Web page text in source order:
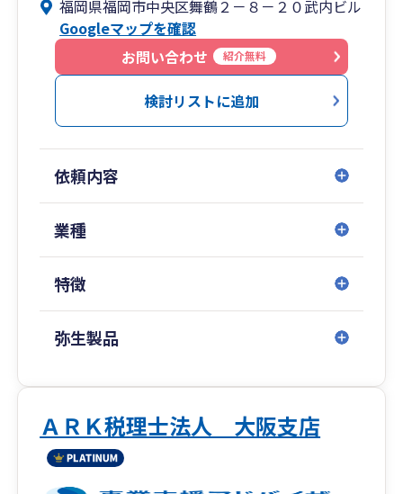
◎税理士法人武内総合会計
■税務・会計業務・申告書作成など、幅広くサ
・コンプライアンスサービス
（各税目の申告書作成）
・税務調査立ち合い
◎TTSコンサルティング株式会社
■企業経営の高品質コンサルティング
・株式・営業権・企業評価コンサルティング
◎TTSマネジメント株式会社（どんたく会計、ひ
・記帳代行サービス
・アウトソーシングサービス
・各種コンプライアンスサービス
福岡県福岡市中央区舞鶴２－８－２０武内ビル
Googleマップを確認
お問い合わせ
紹介無料
検討リストに追加
依頼内容
業種
特徴
弥生製品
ＡＲＫ税理士法人 大阪支店